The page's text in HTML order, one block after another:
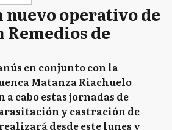
nuevo operativo de
Remedios de
en conjunto con la
Matanza Riachuelo
cabo estas jornadas de
y castración de
desde este lunes y